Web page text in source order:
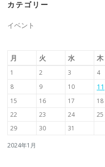
カテゴリー
イベント
2024年1月
月 火 水 木
1 2 3 4
8
9 10 11
15
16 17 18
22
23 24 25
29
30 31